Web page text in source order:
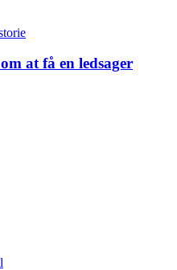
at få en ledsager